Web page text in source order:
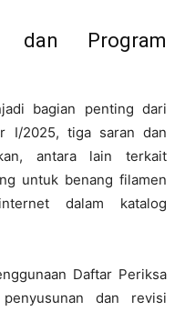
dan Program
bagian penting dari
I/2025, tiga saran dan
antara lain terkait
untuk benang filamen
dalam katalog
Daftar Periksa
dan revisi